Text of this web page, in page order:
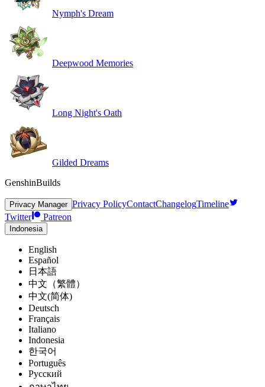
Nymph's Dream
Deepwood Memories
Long Night's Oath
Gilded Dreams
GenshinBuilds
Privacy Manager Privacy PolicyContactChangelogTimeline
Twitter
Patreon
Indonesia
English
Español
日本語
中文（繁體）
中文(简体)
Deutsch
Français
Italiano
Indonesia
한국어
Português
Pусский